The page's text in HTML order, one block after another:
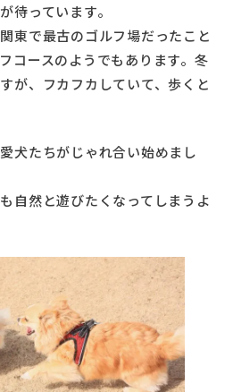
待っています。
東で最古のゴルフ場だったこと
コースのようでもあります。冬
が、フカフカしていて、歩くと
犬たちがじゃれ合い始めまし
自然と遊びたくなってしまうよ